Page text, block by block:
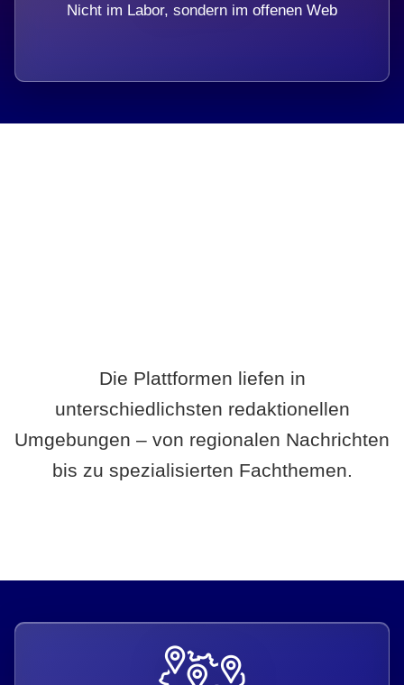
Nicht im Labor, sondern im offenen Web
Die Plattformen liefen in
unterschiedlichsten redaktionellen
Umgebungen – von regionalen Nachrichten
bis zu spezialisierten Fachthemen.